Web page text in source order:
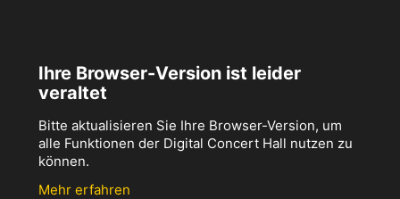
Ihre Browser-Version ist leider
veraltet
Bitte aktualisieren Sie Ihre Browser-Version, um
alle Funktionen der Digital Concert Hall nutzen zu
können.
Mehr erfahren